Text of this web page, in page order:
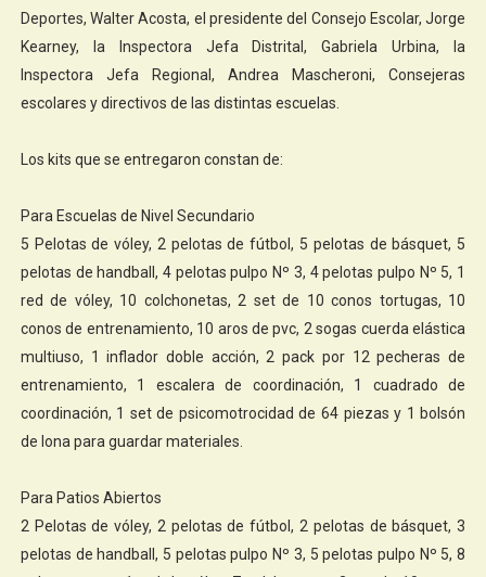
Deportes, Walter Acosta, el presidente del Consejo Escolar, Jorge
Kearney, la Inspectora Jefa Distrital, Gabriela Urbina, la
Inspectora Jefa Regional, Andrea Mascheroni, Consejeras
escolares y directivos de las distintas escuelas.
​​​​Los kits que se entregaron constan de:
Para Escuelas de Nivel Secundario​
​5 Pelotas de vóley, 2 pelotas de fútbol, 5 pelotas de básquet, 5
pelotas de handball, 4 pelotas pulpo Nº 3, 4 pelotas pulpo Nº 5, 1
red de vóley, 10 colchonetas, 2 set de 10 conos tortugas, 10
conos de entrenamiento, 10 aros de pvc, 2 sogas cuerda elástica
multiuso, 1 inflador doble acción, 2 pack por 12 pecheras de
entrenamiento, 1 escalera de coordinación, 1 cuadrado de
coordinación, 1 set de psicomotrocidad de 64 piezas y 1 bolsón
de lona para guardar materiales.
Para Patios Abiertos ​​
​2 Pelotas de vóley, 2 pelotas de fútbol, 2 pelotas de básquet, 3
pelotas de handball, 5 pelotas pulpo Nº 3, 5 pelotas pulpo Nº 5, 8